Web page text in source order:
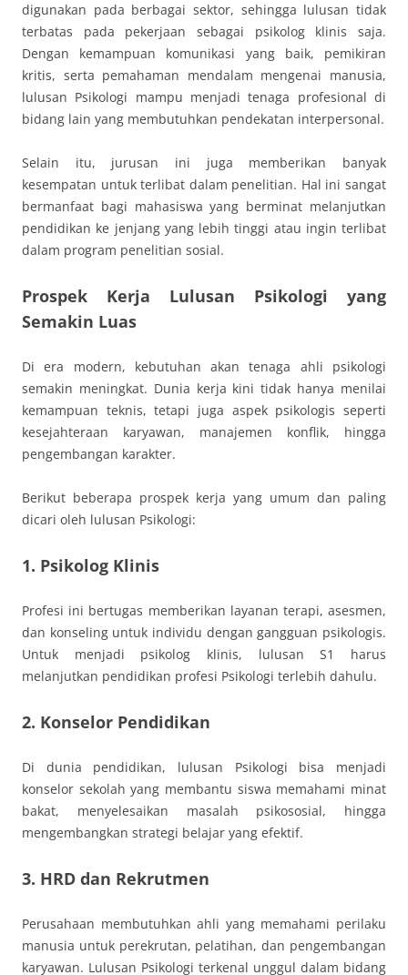
digunakan pada berbagai sektor, sehingga lulusan tidak
terbatas pada pekerjaan sebagai psikolog klinis saja.
Dengan kemampuan komunikasi yang baik, pemikiran
kritis, serta pemahaman mendalam mengenai manusia,
lulusan Psikologi mampu menjadi tenaga profesional di
bidang lain yang membutuhkan pendekatan interpersonal.
Selain itu, jurusan ini juga memberikan banyak
kesempatan untuk terlibat dalam penelitian. Hal ini sangat
bermanfaat bagi mahasiswa yang berminat melanjutkan
pendidikan ke jenjang yang lebih tinggi atau ingin terlibat
dalam program penelitian sosial.
Prospek Kerja Lulusan Psikologi yang
Semakin Luas
Di era modern, kebutuhan akan tenaga ahli psikologi
semakin meningkat. Dunia kerja kini tidak hanya menilai
kemampuan teknis, tetapi juga aspek psikologis seperti
kesejahteraan karyawan, manajemen konflik, hingga
pengembangan karakter.
Berikut beberapa prospek kerja yang umum dan paling
dicari oleh lulusan Psikologi:
1. Psikolog Klinis
Profesi ini bertugas memberikan layanan terapi, asesmen,
dan konseling untuk individu dengan gangguan psikologis.
Untuk menjadi psikolog klinis, lulusan S1 harus
melanjutkan pendidikan profesi Psikologi terlebih dahulu.
2. Konselor Pendidikan
Di dunia pendidikan, lulusan Psikologi bisa menjadi
konselor sekolah yang membantu siswa memahami minat
bakat, menyelesaikan masalah psikososial, hingga
mengembangkan strategi belajar yang efektif.
3. HRD dan Rekrutmen
Perusahaan membutuhkan ahli yang memahami perilaku
manusia untuk perekrutan, pelatihan, dan pengembangan
karyawan. Lulusan Psikologi terkenal unggul dalam bidang